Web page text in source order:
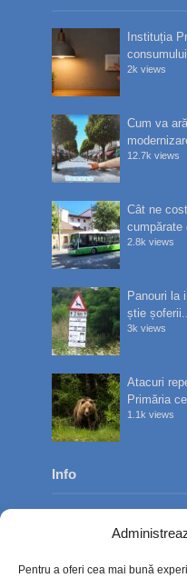
Pentru a oferi cea mai bună
Instituția
consumului
2k views
Cum va
12.7k views
Cât ne
cumpărate
2.8k views
Panouri la
știe șoferii...
3k views
Atacuri
Primăria
1.1k views
Info